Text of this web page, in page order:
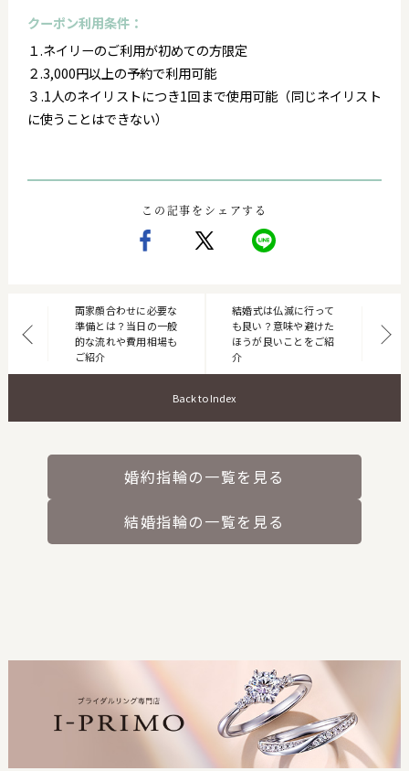
クーポン利用条件：
１.ネイリーのご利用が初めての方限定
２.3,000円以上の予約で利用可能
３.1人のネイリストにつき1回まで使用可能（同じネイリスト
に使うことはできない）
この記事をシェアする
両家顔合わせに必要な
準備とは？当日の一般
的な流れや費用相場も
ご紹介
結婚式は仏滅に行って
も良い？意味や避けた
ほうが良いことをご紹
介
Back to Index
婚約指輪の一覧を見る
結婚指輪の一覧を見る